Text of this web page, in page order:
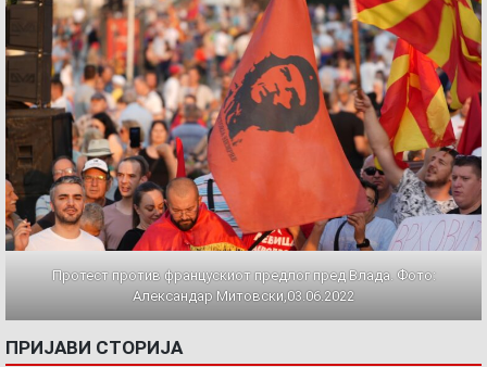
Протест против францускиот предлог пред Влада. Фото:
Александар Митовски,03.06.2022
ПРИЈАВИ СТОРИЈА